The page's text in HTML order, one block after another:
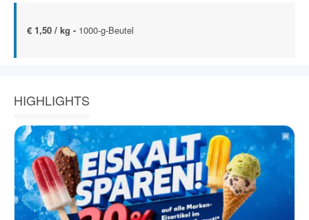
€ 1,50 / kg - 1000-g-Beutel
HIGHLIGHTS